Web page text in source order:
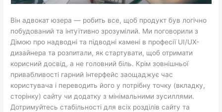
Він адвокат юзера — робить все, щоб продукт був логічно
побудований та інтуїтивно зрозумілий. Ми поговорили з
Дімою про надводні та підводні камені в професії UI/UX-
дизайнера та розпитали, як стартувати, щоб отримати
корисний досвід, а не головний біль. Крім зовнішньої
привабливості гарний інтерфейс заощаджує час
користувача і переводить його у потрібну точку (вкладку,
сторінку) сайту чи додатку з мінімальними зусиллями.
Дотримуйтесь стабільності для всіх розділів сайту та